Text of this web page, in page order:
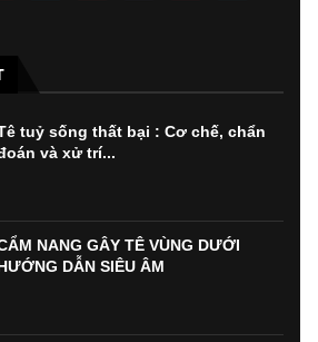
tuỷ sống thất bại : Cơ chế, chẩn
và xử trí...
NANG GÂY TÊ VÙNG DƯỚI
DẪN SIÊU ÂM